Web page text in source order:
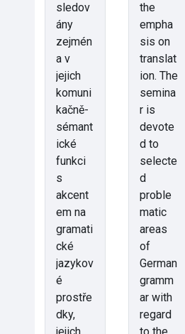
sledov
ány
zejmén
a v
jejich
komuni
kačně-
sémant
ické
funkci
s
akcent
em na
gramati
cké
jazykov
é
prostře
dky,
the
empha
sis on
translat
ion. The
semina
r is
devote
d to
selecte
d
proble
matic
areas
of
German
gramm
ar with
regard